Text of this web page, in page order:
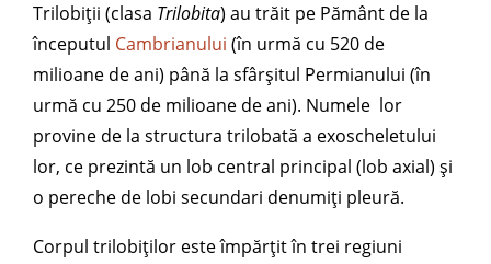
Trilobiții (clasa Trilobita) au trăit pe Pământ de la
începutul Cambrianului (în urmă cu 520 de
milioane de ani) până la sfârșitul Permianului (în
urmă cu 250 de milioane de ani). Numele lor
provine de la structura trilobată a exoscheletului
lor, ce prezintă un lob central principal (lob axial) și
o pereche de lobi secundari denumiți pleură.
Corpul trilobiților este împărțit în trei regiuni